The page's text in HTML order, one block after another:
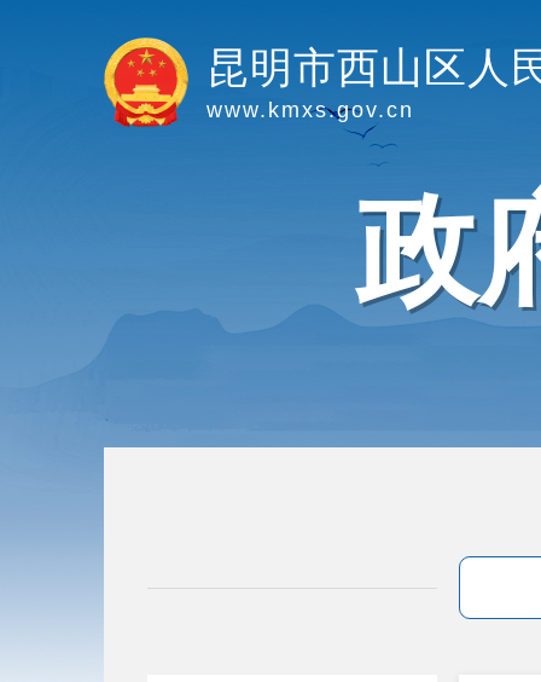
昆明市西山区人
www.kmxs.gov.cn
政